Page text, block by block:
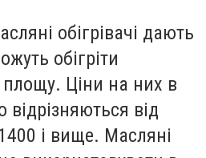
обігрівачі дають
обігріти
площу. Ціни на них в
від
і вище. Масляні